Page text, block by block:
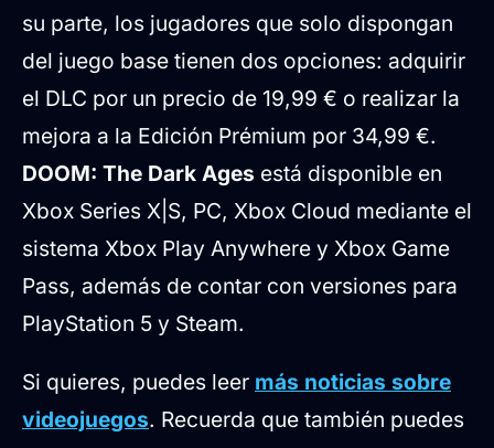
su parte, los jugadores que solo dispongan
del juego base tienen dos opciones: adquirir
el DLC por un precio de 19,99 € o realizar la
mejora a la Edición Prémium por 34,99 €.
DOOM: The Dark Ages está disponible en
Xbox Series X|S, PC, Xbox Cloud mediante el
sistema Xbox Play Anywhere y Xbox Game
Pass, además de contar con versiones para
PlayStation 5 y Steam.
Si quieres, puedes leer más noticias sobre
videojuegos. Recuerda que también puedes